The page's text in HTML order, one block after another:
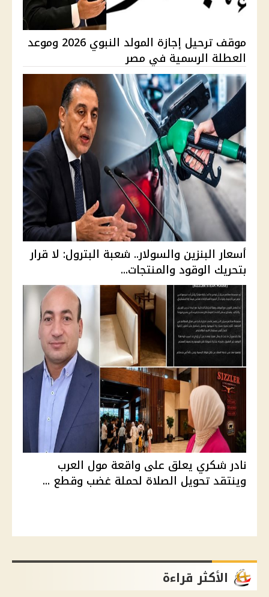
موقف ترحيل إجازة المولد النبوي 2026 وموعد
العطلة الرسمية في مصر
أسعار البنزين والسولار.. شعبة البترول: لا قرار
بتحريك الوقود والمنتجات...
نادر شكري يعلق على واقعة مول العرب
وينتقد تحويل الصلاة لحملة غضب وقطع ...
الأكثر قراءة